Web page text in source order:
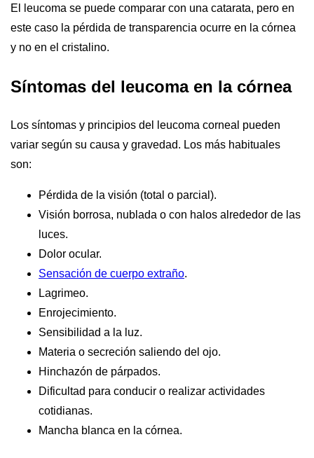
El leucoma se puede comparar con una catarata, pero en
este caso la pérdida de transparencia ocurre en la córnea
y no en el cristalino.
Síntomas del leucoma en la córnea
Los síntomas y principios del leucoma corneal pueden
variar según su causa y gravedad. Los más habituales
son:
Pérdida de la visión (total o parcial).
Visión borrosa, nublada o con halos alrededor de las
luces.
Dolor ocular.
Sensación de cuerpo extraño.
Lagrimeo.
Enrojecimiento.
Sensibilidad a la luz.
Materia o secreción saliendo del ojo.
Hinchazón de párpados.
Dificultad para conducir o realizar actividades
cotidianas.
Mancha blanca en la córnea.